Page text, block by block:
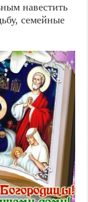
навестить
семейные